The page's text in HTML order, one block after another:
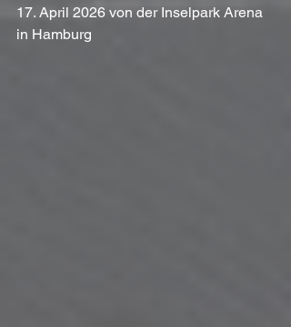
17. April 2026 von der Inselpark Arena
in Hamburg